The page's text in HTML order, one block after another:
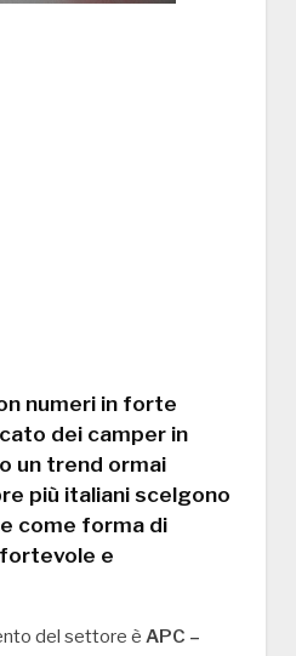
numeri in forte
dei camper in
un trend ormai
più italiani scelgono
come forma di
e
del settore è APC –